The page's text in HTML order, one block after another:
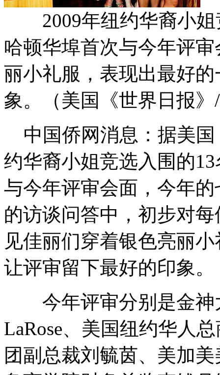
2009年纽约华裔小姐
哈顿华埠首次与今年评
丽小礼服，表现出最好
象。（美国《世界日报
中国侨网消息：据美国
约华裔小姐竞选入围的
与今年评审会面，今年
的访谈问答中，初步对
见佳丽们穿着银色亮丽
让评审留下最好的印象。
今年评审分别是金神
LaRose、美国纽约华人
团副总裁刘毓茵、美加